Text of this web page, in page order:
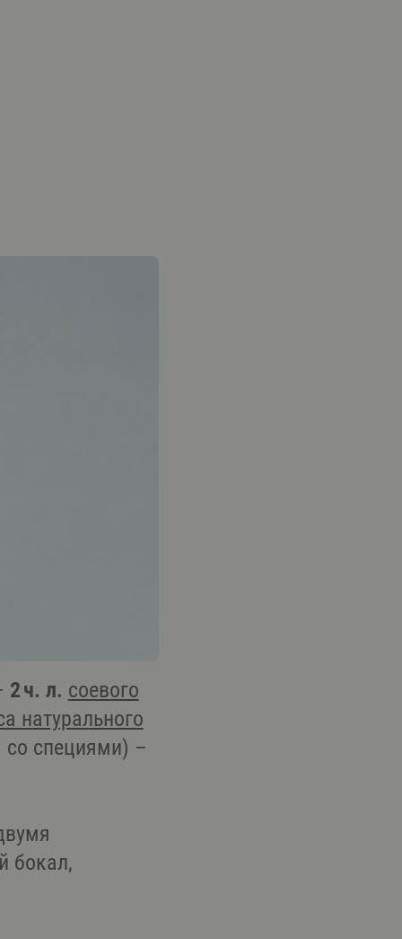
2 ч. л. соевого
натурального
со специями) –
бокал,